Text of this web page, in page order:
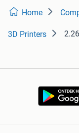
Home
3D Printers